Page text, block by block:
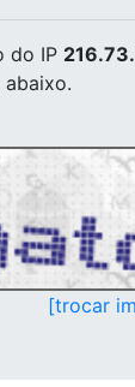
do IP
[trocar